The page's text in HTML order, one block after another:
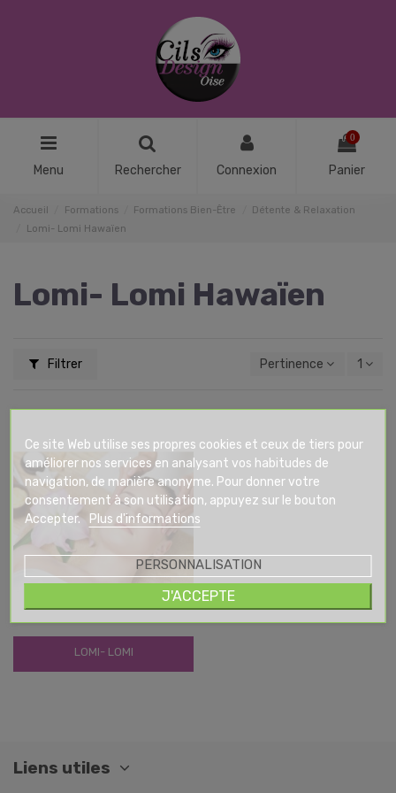
Menu Rechercher Connexion
0
Panier
Accueil Formations Formations Bien-Être
Détente & Relaxation
Lomi- Lomi Hawaïen
Lomi- Lomi Hawaïen
Filtrer Pertinence 1
LOMI- LOMI
Liens utiles
Ce site Web utilise ses propres cookies et ceux de tiers pour
améliorer nos services en analysant vos habitudes de
navigation, de manière anonyme. Pour donner votre
consentement à son utilisation, appuyez sur le bouton
Accepter. Plus d'informations
PERSONNALISATION
J'ACCEPTE